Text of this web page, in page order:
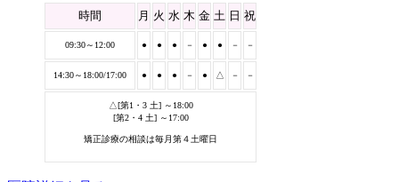
時間 月 火 水 木 金 土 日 祝
09:30～12:00 ● ● ● － ● ● － －
14:30～18:00/17:00 ● ● ● － ● △ － －
△[第1・3 土] ～18:00
[第2・4 土] ～17:00
矯正診療の相談は毎月第４土曜日